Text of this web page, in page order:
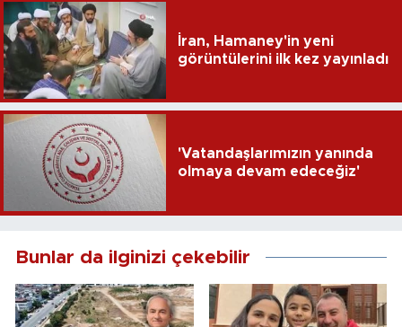
İran, Hamaney'in yeni
görüntülerini ilk kez yayınladı
'Vatandaşlarımızın yanında
olmaya devam edeceğiz'
Bunlar da ilginizi çekebilir